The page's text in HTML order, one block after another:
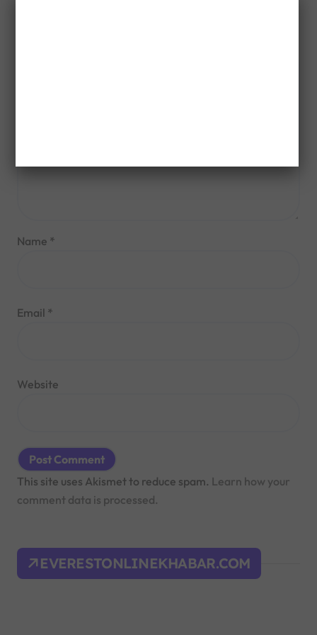
Name *
Email *
Website
This site uses Akismet to reduce spam. Learn how your
comment data is processed.
EVERESTONLINEKHABAR.COM